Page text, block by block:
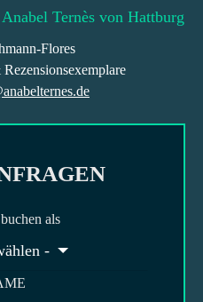
Ternès von Hattburg
Flores
als
-